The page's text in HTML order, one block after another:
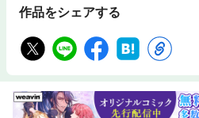
作品をシェアする